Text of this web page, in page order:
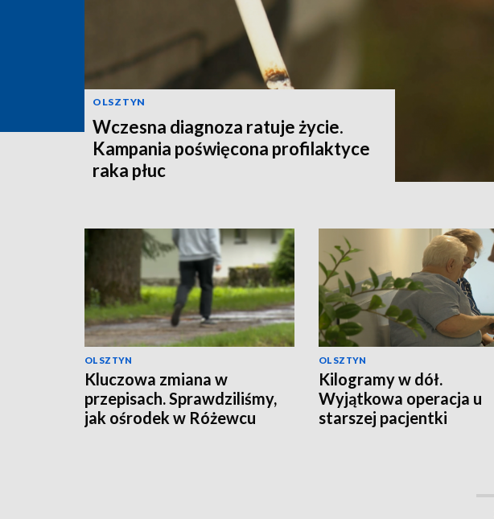
OLSZTYN
Wczesna diagnoza ratuje życie.
Kampania poświęcona profilaktyce
raka płuc
OLSZTYN
Kluczowa zmiana w
przepisach. Sprawdziliśmy,
jak ośrodek w Różewcu
OLSZTYN
Kilogramy w dół.
Wyjątkowa operacja u
starszej pacjentki